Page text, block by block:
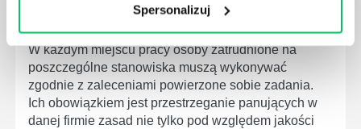
Spersonalizuj
CZYM ZAJMUJE SIĘ AUDYTOR WEWNĘTRZNY
W każdym miejscu pracy osoby zatrudnione na
poszczególne stanowiska muszą wykonywać
zgodnie z zaleceniami powierzone sobie zadania.
Ich obowiązkiem jest przestrzeganie panujących w
danej firmie zasad nie tylko pod względem jakości